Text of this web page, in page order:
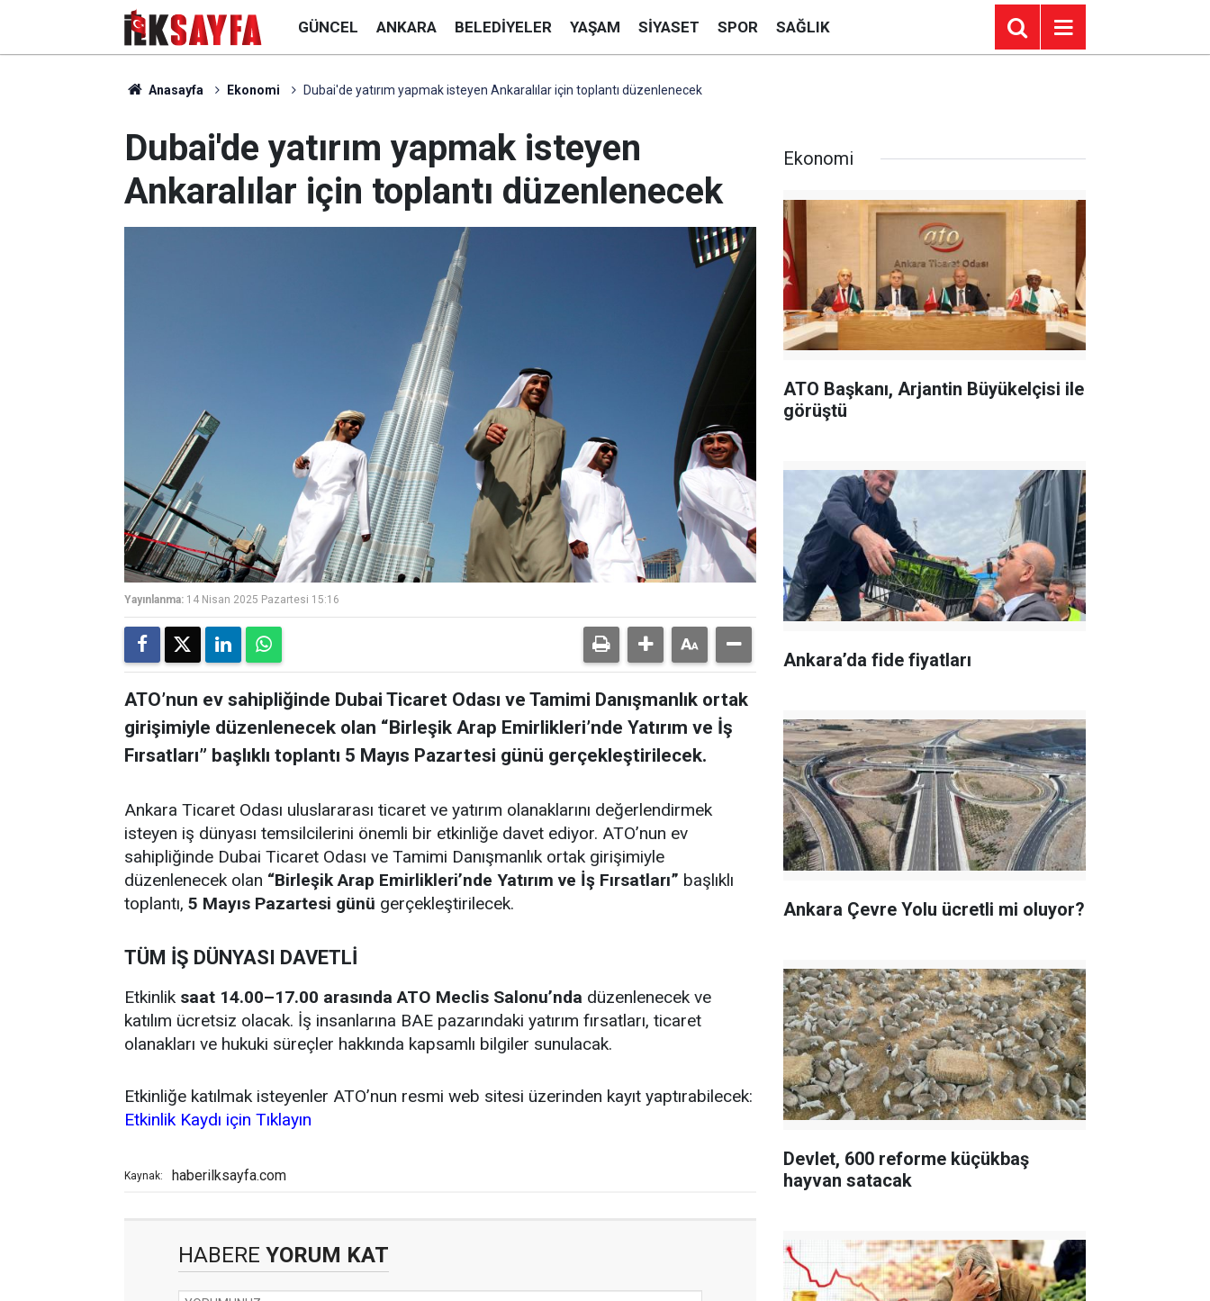
GÜNCEL ANKARA BELEDIYELER YAŞAM SIYASET SPOR SAĞLIK
Anasayfa Ekonomi Dubai'de yatırım yapmak isteyen Ankaralılar için toplantı düzenlenecek
Dubai'de yatırım yapmak isteyen
Ankaralılar için toplantı düzenlenecek
Yayınlanma: 14 Nisan 2025 Pazartesi 15:16
ATO’nun ev sahipliğinde Dubai Ticaret Odası ve Tamimi Danışmanlık ortak
girişimiyle düzenlenecek olan “Birleşik Arap Emirlikleri’nde Yatırım ve İş
Fırsatları” başlıklı toplantı 5 Mayıs Pazartesi günü gerçekleştirilecek.
Ankara Ticaret Odası uluslararası ticaret ve yatırım olanaklarını değerlendirmek
isteyen iş dünyası temsilcilerini önemli bir etkinliğe davet ediyor. ATO’nun ev
sahipliğinde Dubai Ticaret Odası ve Tamimi Danışmanlık ortak girişimiyle
düzenlenecek olan “Birleşik Arap Emirlikleri’nde Yatırım ve İş Fırsatları” başlıklı
toplantı, 5 Mayıs Pazartesi günü gerçekleştirilecek.
TÜM İŞ DÜNYASI DAVETLİ
Etkinlik saat 14.00–17.00 arasında ATO Meclis Salonu’nda düzenlenecek ve
katılım ücretsiz olacak. İş insanlarına BAE pazarındaki yatırım fırsatları, ticaret
olanakları ve hukuki süreçler hakkında kapsamlı bilgiler sunulacak.
Etkinliğe katılmak isteyenler ATO’nun resmi web sitesi üzerinden kayıt yaptırabilecek:
Etkinlik Kaydı için Tıklayın
Kaynak: haberilksayfa.com
HABERE YORUM KAT
Ekonomi
ATO Başkanı, Arjantin Büyükelçisi ile
görüştü
Ankara’da fide fiyatları
Ankara Çevre Yolu ücretli mi oluyor?
Devlet, 600 reforme küçükbaş
hayvan satacak